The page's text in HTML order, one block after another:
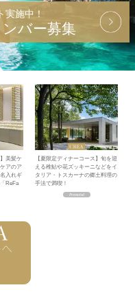
実施中！
ンバー募集
美髪ケ
アのア
入れギ
ReFa
【夏限定ディナーコース】旬を迎
える稚鮎や花ズッキーニなどをイ
タリア・トスカーナの郷土料理の
手法で満喫！